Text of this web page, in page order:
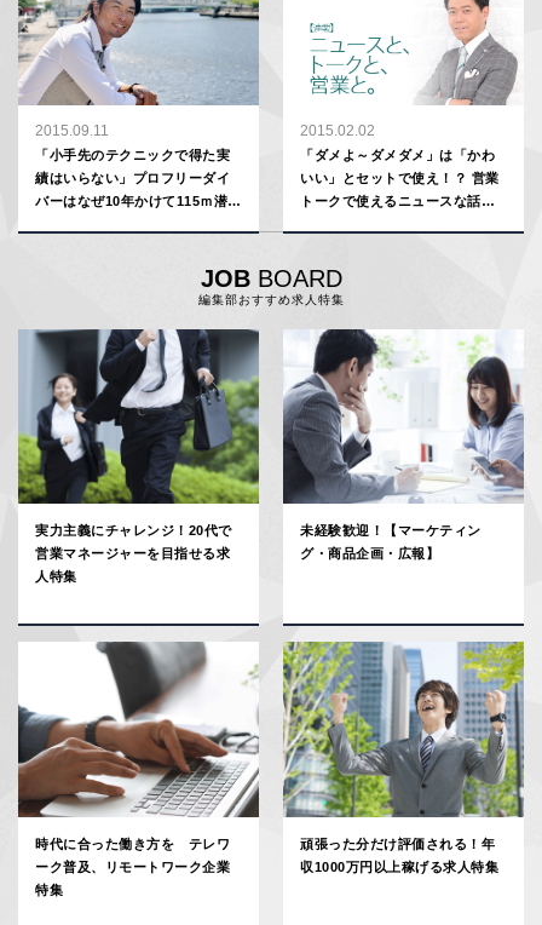
2015.09.11
「小手先のテクニックで得た実
績はいらない」プロフリーダイ
バーはなぜ10年かけて115ｍ潜っ
2015.02.02
「ダメよ～ダメダメ」は「かわ
いい」とセットで使え！？ 営業
トークで使えるニュースな話題
JOBBOARD
編集部おすすめ求人特集
実力主義にチャレンジ！20代で
営業マネージャーを目指せる求
人特集
未経験歓迎！【マーケティン
グ・商品企画・広報】
時代に合った働き方を テレワ
ーク普及、リモートワーク企業
特集
頑張った分だけ評価される！年
収1000万円以上稼げる求人特集